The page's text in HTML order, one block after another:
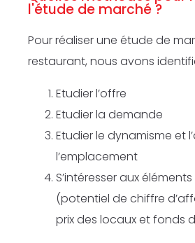
l'étude de marché ?
Pour réaliser une étude de
restaurant, nous avons
Etudier l’offre
Etudier la demande
Etudier le dynamisme et
l’emplacement
S’intéresser aux
(potentiel de chiffre
prix des locaux et fonds